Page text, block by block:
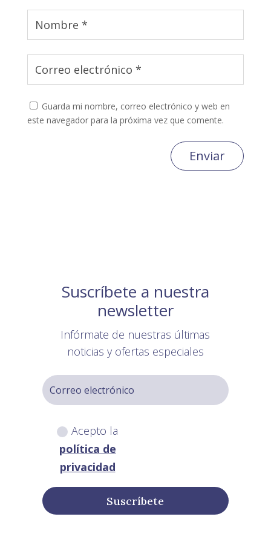
Guarda mi nombre, correo electrónico y web en
este navegador para la próxima vez que comente.
Enviar
Suscríbete a nuestra
newsletter
Infórmate de nuestras últimas
noticias y ofertas especiales
Acepto la
política de
privacidad
Suscríbete